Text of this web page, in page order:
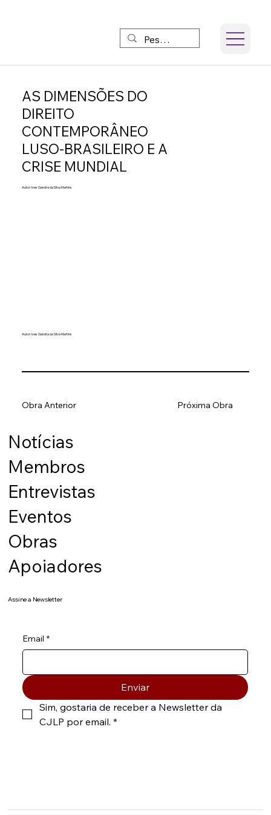
AS DIMENSÕES DO
DIREITO
CONTEMPORÂNEO
LUSO-BRASILEIRO E A
CRISE MUNDIAL
Autor: Ives Gandra da Silva Martins
Autor: Ives Gandra da Silva Martins
Próxima Obra
Obra Anterior
Notícias
Membros
Entrevistas
Eventos
Obras
Apoiadores
Assine a Newsletter
Email *
Enviar
Sim, gostaria de receber a Newsletter da
CJLP por email. *